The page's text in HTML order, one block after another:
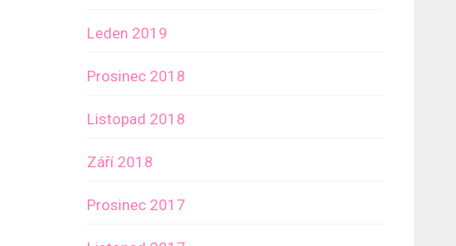
Leden 2019
Prosinec 2018
Listopad 2018
Září 2018
Prosinec 2017